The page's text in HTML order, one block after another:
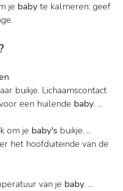
je baby te kalmeren: geef
buikje. Lichaamscontact
een huilende baby. ...
om je baby's buikje. ...
het hoofduiteinde van de
van je baby. ...